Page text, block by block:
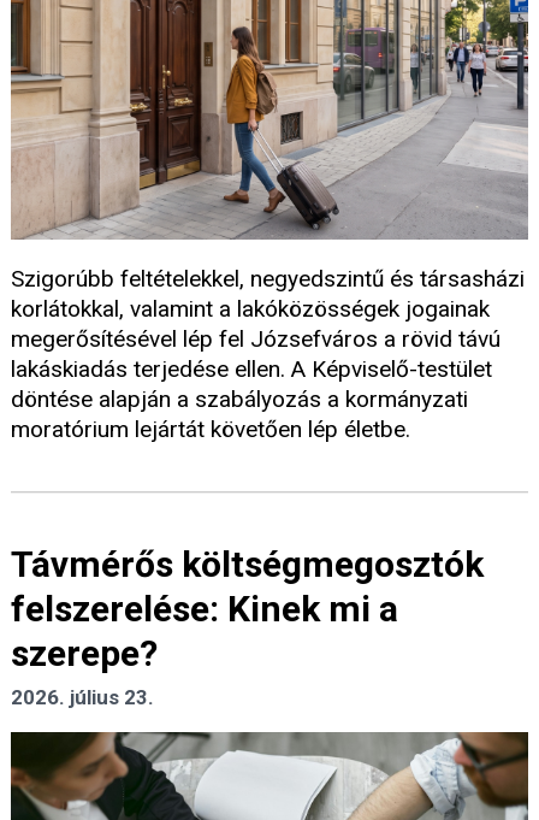
Szigorúbb feltételekkel, negyedszintű és társasházi
korlátokkal, valamint a lakóközösségek jogainak
megerősítésével lép fel Józsefváros a rövid távú
lakáskiadás terjedése ellen. A Képviselő-testület
döntése alapján a szabályozás a kormányzati
moratórium lejártát követően lép életbe.
Távmérős költségmegosztók
felszerelése: Kinek mi a
szerepe?
2026. július 23.